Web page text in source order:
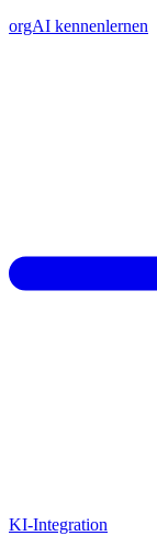
orgAI kennenlernen
KI-Integration